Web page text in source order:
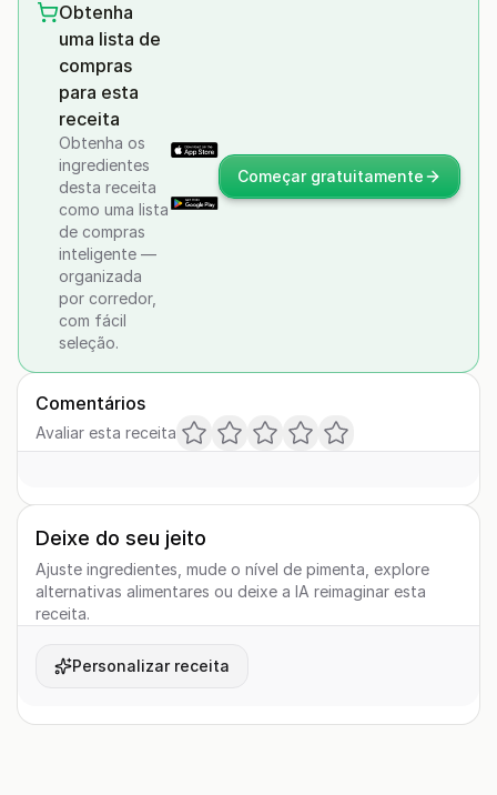
Obtenha
uma lista de
compras
para esta
receita
Obtenha os
ingredientes
desta receita
como uma lista
de compras
inteligente —
organizada
por corredor,
com fácil
seleção.
Começar gratuitamente
Comentários
Avaliar esta receita
Deixe do seu jeito
Ajuste ingredientes, mude o nível de pimenta, explore
alternativas alimentares ou deixe a IA reimaginar esta
receita.
Personalizar receita